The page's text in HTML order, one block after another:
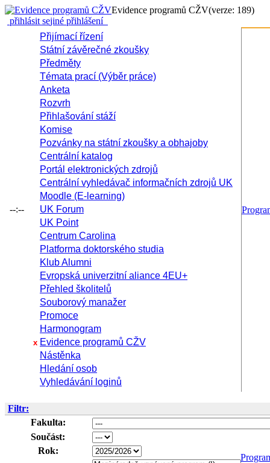
Evidence programů CŽV(verze: 189)
přihlásit sejiné přihlášení
--:--
Přijímací řízení
Státní závěrečné zkoušky
Předměty
Témata prací (Výběr práce)
Anketa
Rozvrh
Přihlašování stáží
Komise
Pozvánky na státní zkoušky a obhajoby
Centrální katalog
Portál elektronických zdrojů
Centrální vyhledávač informačních zdrojů UK
Moodle (E-learning)
UK Forum
UK Point
Centrum Carolina
Platforma doktorského studia
Klub Alumni
Evropská univerzitní aliance 4EU+
Přehled školitelů
Souborový manažer
Promoce
Harmonogram
x Evidence programů CŽV
Nástěnka
Hledání osob
Vyhledávání loginů
Filtr:
Fakulta:
Součást:
Rok: